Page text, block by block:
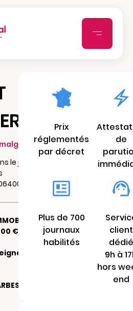
pertes
le journal La
€
65500
Prix
réglementés
par décret
de
Plus de 700
journaux
habilités
client
dédié
9h à
hors
end